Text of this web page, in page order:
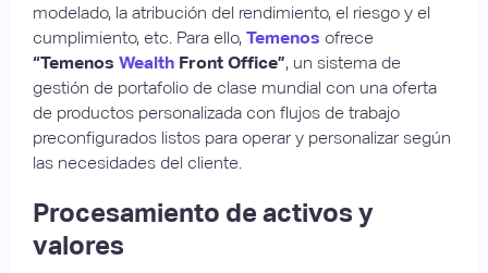
modelado, la atribución del rendimiento, el riesgo y el
cumplimiento, etc. Para ello, Temenos ofrece
“Temenos Wealth Front Office”, un sistema de
gestión de portafolio de clase mundial con una oferta
de productos personalizada con flujos de trabajo
preconfigurados listos para operar y personalizar según
las necesidades del cliente.
Procesamiento de activos y
valores